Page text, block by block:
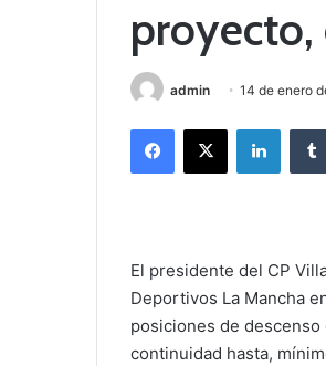
proyecto,
admin 14 de enero
El presidente del CP
Deportivos La Mancha
posiciones de descenso
continuidad hasta,